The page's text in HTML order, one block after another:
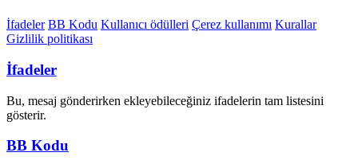
İfadeler BB Kodu Kullanıcı ödülleri Çerez kullanımı Kurallar
Gizlilik politikası
İfadeler
Bu, mesaj gönderirken ekleyebileceğiniz ifadelerin tam listesini
gösterir.
BB Kodu